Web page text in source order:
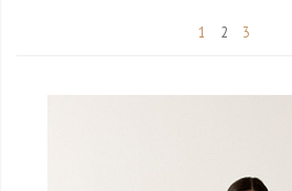
1 2 3